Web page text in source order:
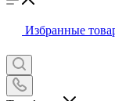
Избранные